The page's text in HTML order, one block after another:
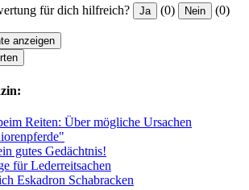
für dich hilfreich? Ja (0) Nein (0)
anzeigen
Reiten: Über mögliche Ursachen
gutes Gedächtnis!
für Lederreitsachen
Eskadron Schabracken